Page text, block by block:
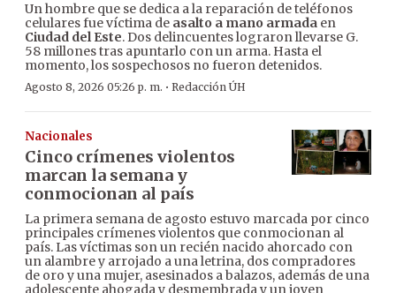
Un hombre que se dedica a la reparación de teléfonos
celulares fue víctima de asalto a mano armada en
Ciudad del Este. Dos delincuentes lograron llevarse G.
58 millones tras apuntarlo con un arma. Hasta el
momento, los sospechosos no fueron detenidos.
Agosto 8, 2026 05:26 p. m. · Redacción ÚH
Nacionales
Cinco crímenes violentos
marcan la semana y
conmocionan al país
La primera semana de agosto estuvo marcada por cinco
principales crímenes violentos que conmocionan al
país. Las víctimas son un recién nacido ahorcado con
un alambre y arrojado a una letrina, dos compradores
de oro y una mujer, asesinados a balazos, además de una
adolescente ahogada y desmembrada y un joven